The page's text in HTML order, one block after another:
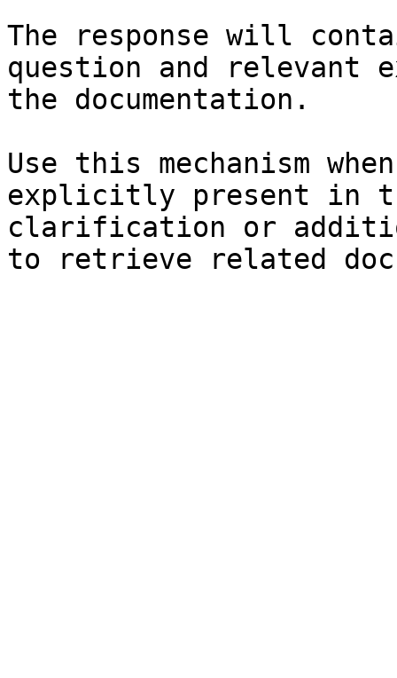
The response will
question and relevant
the documentation.
Use this mechanism
explicitly present in
clarification or